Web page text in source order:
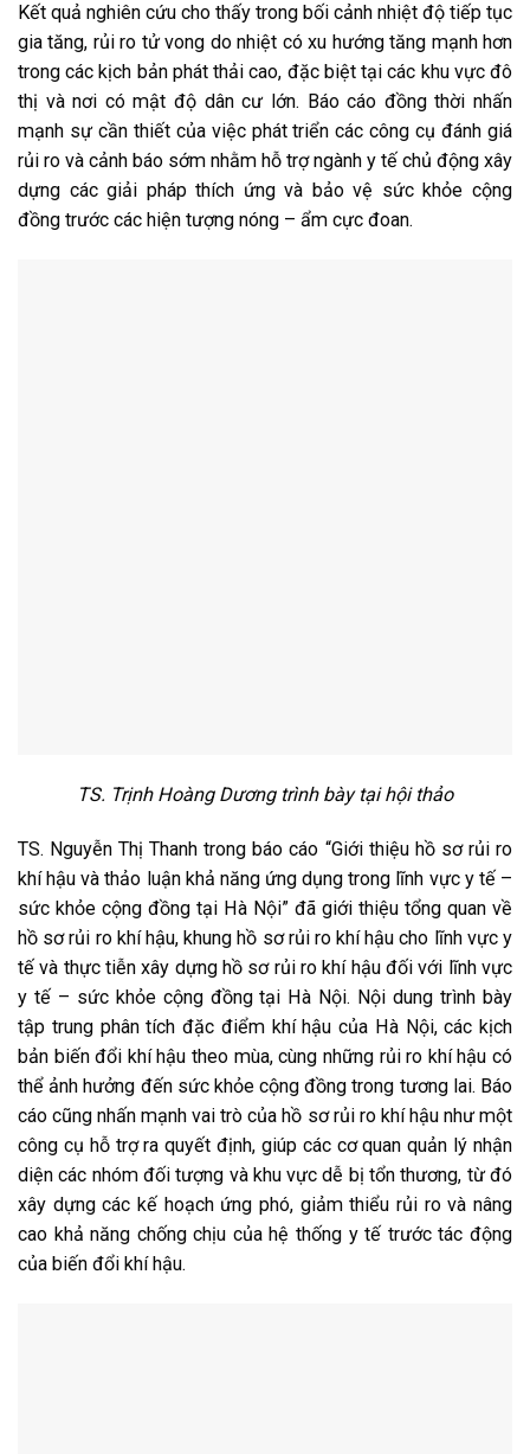
Kết quả nghiên cứu cho thấy trong bối cảnh nhiệt độ tiếp tục
gia tăng, rủi ro tử vong do nhiệt có xu hướng tăng mạnh hơn
trong các kịch bản phát thải cao, đặc biệt tại các khu vực đô
thị và nơi có mật độ dân cư lớn. Báo cáo đồng thời nhấn
mạnh sự cần thiết của việc phát triển các công cụ đánh giá
rủi ro và cảnh báo sớm nhằm hỗ trợ ngành y tế chủ động xây
dựng các giải pháp thích ứng và bảo vệ sức khỏe cộng
đồng trước các hiện tượng nóng – ẩm cực đoan.
TS. Trịnh Hoàng Dương trình bày tại hội thảo
TS. Nguyễn Thị Thanh trong báo cáo “Giới thiệu hồ sơ rủi ro
khí hậu và thảo luận khả năng ứng dụng trong lĩnh vực y tế –
sức khỏe cộng đồng tại Hà Nội” đã giới thiệu tổng quan về
hồ sơ rủi ro khí hậu, khung hồ sơ rủi ro khí hậu cho lĩnh vực y
tế và thực tiễn xây dựng hồ sơ rủi ro khí hậu đối với lĩnh vực
y tế – sức khỏe cộng đồng tại Hà Nội. Nội dung trình bày
tập trung phân tích đặc điểm khí hậu của Hà Nội, các kịch
bản biến đổi khí hậu theo mùa, cùng những rủi ro khí hậu có
thể ảnh hưởng đến sức khỏe cộng đồng trong tương lai. Báo
cáo cũng nhấn mạnh vai trò của hồ sơ rủi ro khí hậu như một
công cụ hỗ trợ ra quyết định, giúp các cơ quan quản lý nhận
diện các nhóm đối tượng và khu vực dễ bị tổn thương, từ đó
xây dựng các kế hoạch ứng phó, giảm thiểu rủi ro và nâng
cao khả năng chống chịu của hệ thống y tế trước tác động
của biến đổi khí hậu.